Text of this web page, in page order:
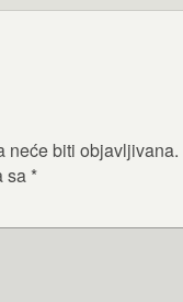
neće biti objavljivana.
sa *